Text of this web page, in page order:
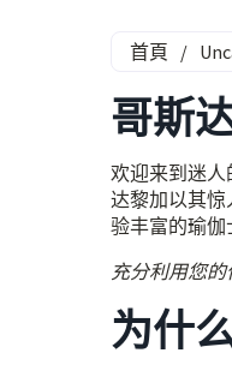
首頁 /
哥斯
欢迎来到迷人
达黎加以其
验丰富的瑜伽
充分利用您
为什